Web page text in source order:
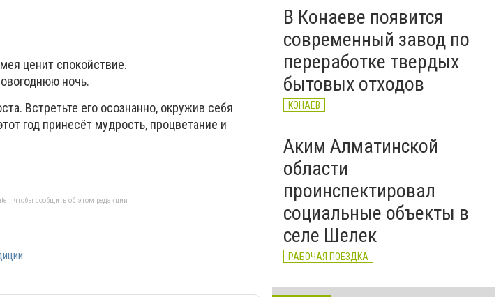
ценит спокойствие.
ночь.
Встретьте его осознанно, окружив себя
год принесёт мудрость, процветание и
чтобы сообщить об этом редакции
В Конаеве появится
современный завод по
переработке твердых
бытовых отходов
КОНАЕВ
Аким Алматинской
области
проинспектировал
социальные объекты в
селе Шелек
РАБОЧАЯ ПОЕЗДКА